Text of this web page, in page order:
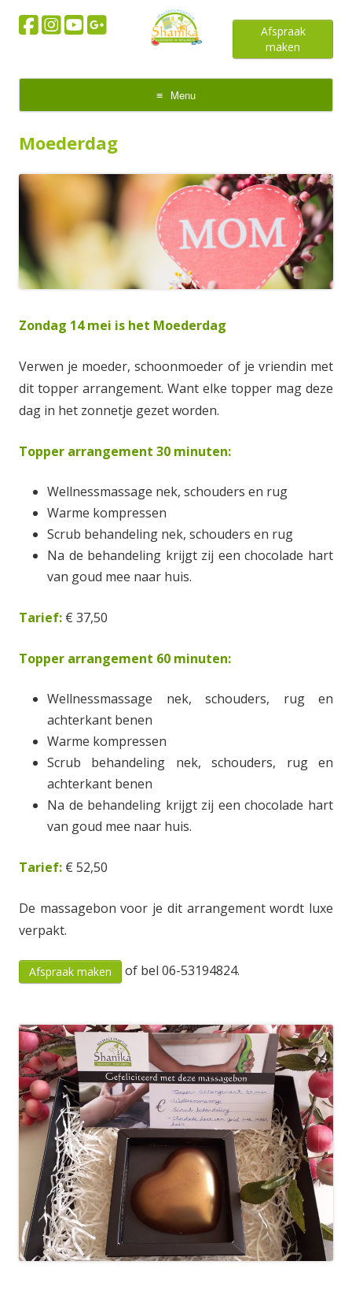
Afspraak
maken
Menu
Skip
content
Moederdag
Zondag 14 mei is het Moederdag
Verwen je moeder, schoonmoeder of je vriendin met
dit topper arrangement. Want elke topper mag deze
dag in het zonnetje gezet worden.
Topper arrangement 30 minuten:
Wellnessmassage nek, schouders en rug
Warme kompressen
Scrub behandeling nek, schouders en rug
Na de behandeling krijgt zij een chocolade hart
van goud mee naar huis.
Tarief: € 37,50
Topper arrangement 60 minuten:
Wellnessmassage nek, schouders, rug en
achterkant benen
Warme kompressen
Scrub behandeling nek, schouders, rug en
achterkant benen
Na de behandeling krijgt zij een chocolade hart
van goud mee naar huis.
Tarief: € 52,50
De massagebon voor je dit arrangement wordt luxe
verpakt.
Afspraak maken of bel 06-53194824.